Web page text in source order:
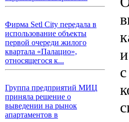
Фирма Setl City передала в
использование объекты
первой очереди жилого
квартала «Палацио»,
относящегося к...
Группа предприятий МИЦ
приняла решение о
выведении на рынок
апартаментов в